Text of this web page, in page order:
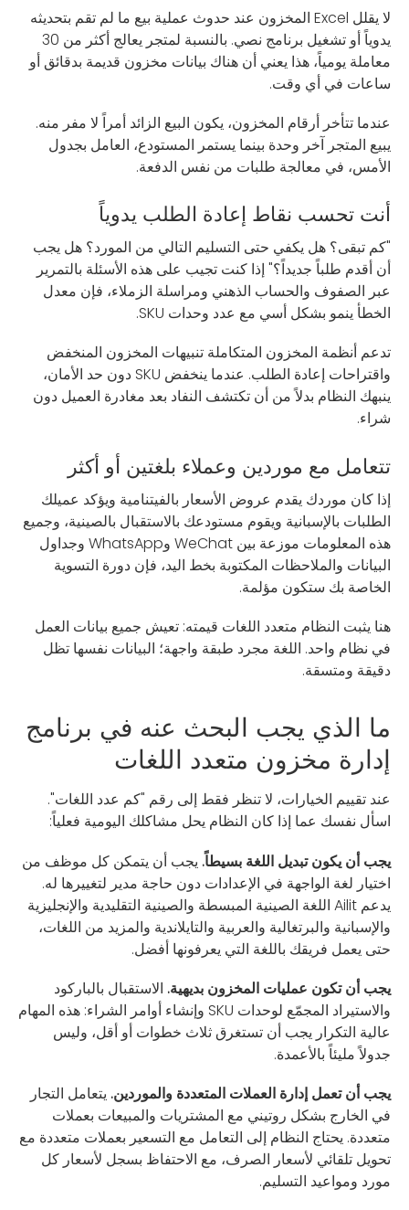
لا يقلل Excel المخزون عند حدوث عملية بيع ما لم تقم بتحديثه
يدوياً أو تشغيل برنامج نصي. بالنسبة لمتجر يعالج أكثر من 30
معاملة يومياً، هذا يعني أن هناك بيانات مخزون قديمة بدقائق أو
ساعات في أي وقت.
عندما تتأخر أرقام المخزون، يكون البيع الزائد أمراً لا مفر منه.
يبيع المتجر آخر وحدة بينما يستمر المستودع، العامل بجدول
الأمس، في معالجة طلبات من نفس الدفعة.
أنت تحسب نقاط إعادة الطلب يدوياً
"كم تبقى؟ هل يكفي حتى التسليم التالي من المورد؟ هل يجب
أن أقدم طلباً جديداً؟" إذا كنت تجيب على هذه الأسئلة بالتمرير
عبر الصفوف والحساب الذهني ومراسلة الزملاء، فإن معدل
الخطأ ينمو بشكل أسي مع عدد وحدات SKU.
تدعم أنظمة المخزون المتكاملة تنبيهات المخزون المنخفض
واقتراحات إعادة الطلب. عندما ينخفض SKU دون حد الأمان،
ينبهك النظام بدلاً من أن تكتشف النفاد بعد مغادرة العميل دون
شراء.
تتعامل مع موردين وعملاء بلغتين أو أكثر
إذا كان موردك يقدم عروض الأسعار بالفيتنامية ويؤكد عميلك
الطلبات بالإسبانية ويقوم مستودعك بالاستقبال بالصينية، وجميع
هذه المعلومات موزعة بين WeChat وWhatsApp وجداول
البيانات والملاحظات المكتوبة بخط اليد، فإن دورة التسوية
الخاصة بك ستكون مؤلمة.
هنا يثبت النظام متعدد اللغات قيمته: تعيش جميع بيانات العمل
في نظام واحد. اللغة مجرد طبقة واجهة؛ البيانات نفسها تظل
دقيقة ومتسقة.
ما الذي يجب البحث عنه في برنامج
إدارة مخزون متعدد اللغات
عند تقييم الخيارات، لا تنظر فقط إلى رقم "كم عدد اللغات".
اسأل نفسك عما إذا كان النظام يحل مشاكلك اليومية فعلياً:
يجب أن يكون تبديل اللغة بسيطاً. يجب أن يتمكن كل موظف من
اختيار لغة الواجهة في الإعدادات دون حاجة مدير لتغييرها له.
يدعم Ailit اللغة الصينية المبسطة والصينية التقليدية والإنجليزية
والإسبانية والبرتغالية والعربية والتايلاندية والمزيد من اللغات،
حتى يعمل فريقك باللغة التي يعرفونها أفضل.
يجب أن تكون عمليات المخزون بديهية. الاستقبال بالباركود
والاستيراد المجمّع لوحدات SKU وإنشاء أوامر الشراء: هذه المهام
عالية التكرار يجب أن تستغرق ثلاث خطوات أو أقل، وليس
جدولاً مليئاً بالأعمدة.
يجب أن تعمل إدارة العملات المتعددة والموردين. يتعامل التجار
في الخارج بشكل روتيني مع المشتريات والمبيعات بعملات
متعددة. يحتاج النظام إلى التعامل مع التسعير بعملات متعددة مع
تحويل تلقائي لأسعار الصرف، مع الاحتفاظ بسجل لأسعار كل
مورد ومواعيد التسليم.